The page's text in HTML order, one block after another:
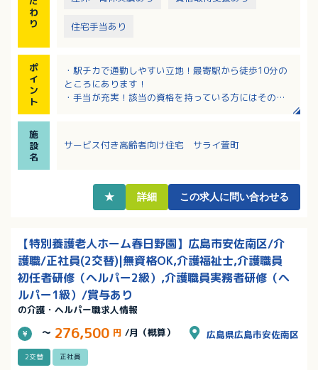
わ
り
住宅手当あり
ポ
イ
ン
ト
・駅チカで通勤しやすい立地！最寄駅から徒歩10分の
ところにあります！
・手当が充実！該当の資格を持っている方にはその分
・希望休は3日申請可能！
施
設
名
サービス付き高齢者向け住宅 サライ萱町
★ 詳細 この求人に問い合わせる
【特別養護老人ホーム春日野園】広島市安佐南区/介
護職/正社員(2交替)|無資格OK,介護福祉士,介護職員
初任者研修（ヘルパー2級）,介護職員実務者研修（ヘ
ルパー1級）/賞与あり
の介護・ヘルパー職求人情報
～ 276,500 円 /月（概算） 広島県広島市安佐南区
2交替 正社員